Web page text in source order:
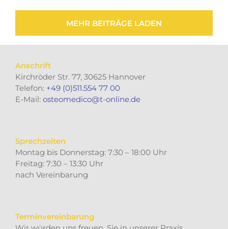
MEHR BEITRÄGE LADEN
Anschrift
Kirchröder Str. 77, 30625 Hannover
Telefon:+49 (0)511.554 77 00
E-Mail: osteomedico@t-online.de
Sprechzeiten
Montag bis Donnerstag: 7:30 – 18:00 Uhr
Freitag: 7:30 – 13:30 Uhr
nach Vereinbarung
Terminvereinbarung